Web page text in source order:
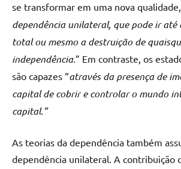
se transformar em uma nova
dependência unilateral, que pode ir até
total ou mesmo a destruição de
independência.” Em contraste, os
são capazes “através da presença de
capital de cobrir e controlar o mundo
capital.”
As teorias da dependência também
dependência unilateral. A contribuição